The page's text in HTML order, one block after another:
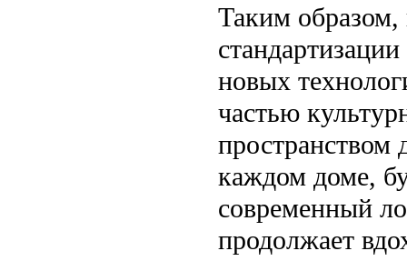
Таким образом,
новых
частью
пространством
каждом доме,
современный
продолжает